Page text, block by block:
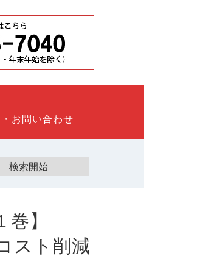
お問い合わせ
】
スト削減